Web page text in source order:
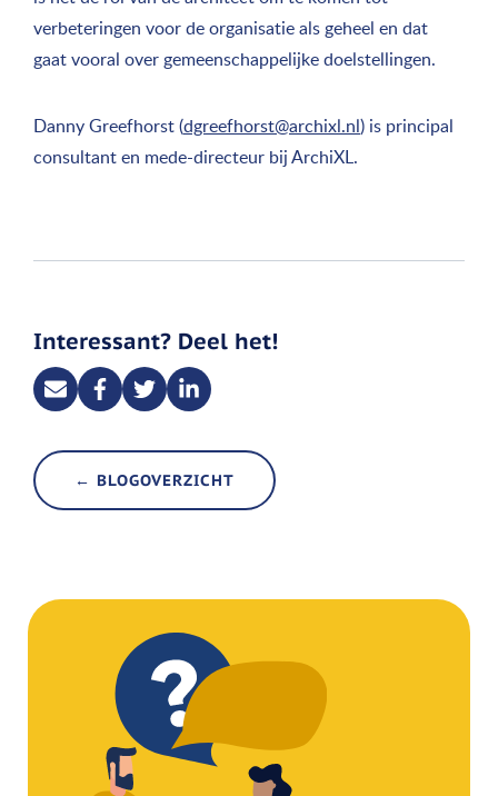
verbeteringen voor de organisatie als geheel en dat
gaat vooral over gemeenschappelijke doelstellingen.
Danny Greefhorst (dgreefhorst@archixl.nl) is principal
consultant en mede-directeur bij ArchiXL.
Interessant? Deel het!
← BLOGOVERZICHT